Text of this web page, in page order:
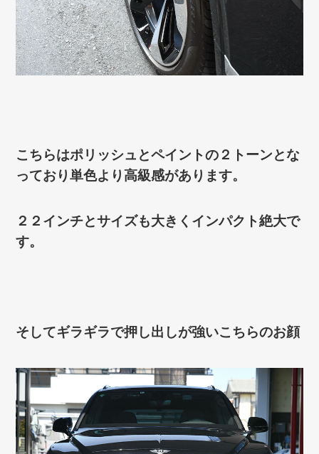
こちらはポリッシュとペイントの２トーンとな
っており単色より高級感があります。
２２インチとサイズも大きくインパクト絶大で
す。
そしてギラギラで押し出しが強いこちらのお顔